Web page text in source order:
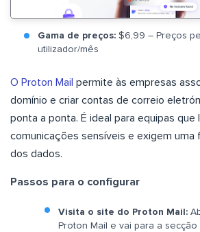
Gama de preços: $6,99 – Preços
utilizador/mês
O Proton Mail permite às empresas
domínio e criar contas de correio
ponta a ponta. É ideal para equipas que
comunicações sensíveis e exigem uma
dos dados.
Passos para o configurar
Visita o site do Proton Mail:
Proton Mail e vai para a